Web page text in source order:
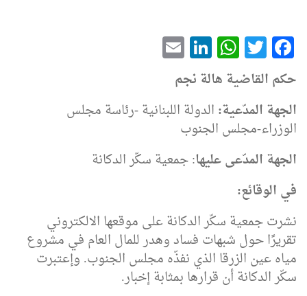
Facebook
Twitter
WhatsApp
LinkedIn
حكم القاضية هالة نجم
الجهة المدّعية: الدولة اللبنانية -رئاسة مجلس
الوزراء-مجلس الجنوب
الجهة المدّعى عليها: جمعية سكّر الدكانة
في الوقائع:
نشرت جمعية سكّر الدكانة على موقعها الالكتروني
تقريرًا حول شبهات فساد وهدر للمال العام في مشروع
مياه عين الزرقا الذي نفذّه مجلس الجنوب. وإعتبرت
سكّر الدكانة أن قرارها بمثابة إخبار.